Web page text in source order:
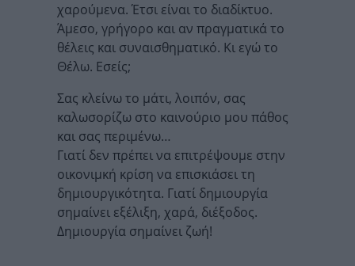
χαρούμενα. Έτσι είναι το διαδίκτυο.
Άμεσο, γρήγορο και αν πραγματικά το
θέλεις και συναισθηματικό. Κι εγώ το
Θέλω. Εσείς;
Σας κλείνω το μάτι, λοιπόν, σας
καλωσορίζω στο καινούριο μου πάθος
και σας περιμένω…
Γιατί δεν πρέπει να επιτρέψουμε στην
οικονιμκή κρίση να επισκιάσει τη
δημιουργικότητα. Γιατί δημιουργία
σημαίνει εξέλιξη, χαρά, διέξοδος.
Δημιουργία σημαίνει ζωή!